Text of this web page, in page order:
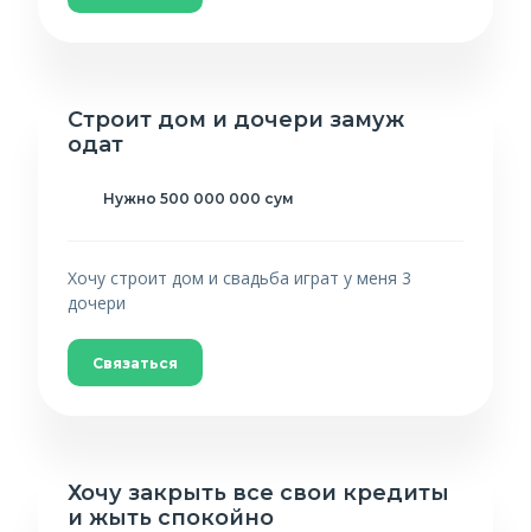
Строит дом и дочери замуж
одат
Нужно 500 000 000 сум
Хочу строит дом и свадьба играт у меня 3
дочери
Связаться
Хочу закрыть все свои кредиты
и жыть спокойно